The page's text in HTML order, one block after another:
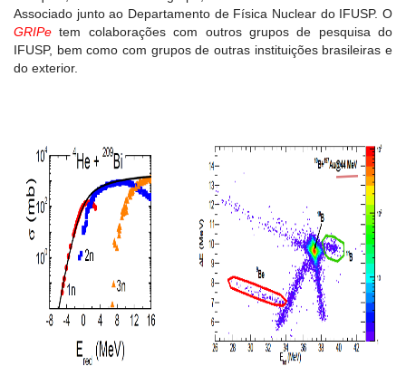
Associado junto ao Departamento de Física Nuclear do IFUSP. O
GRIPe tem colaborações com outros grupos de pesquisa do
IFUSP, bem como com grupos de outras instituições brasileiras e
do exterior.